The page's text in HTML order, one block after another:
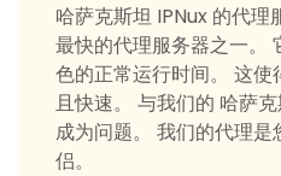
哈萨克斯坦 IPNux 的代
最快的代理服务器之一。
色的正常运行时间。 这
且快速。 与我们的 哈萨
成为问题。 我们的代理
侣。